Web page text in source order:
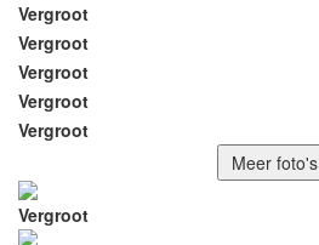
Vergroot
Vergroot
Vergroot
Vergroot
Vergroot
Meer foto's
Vergroot